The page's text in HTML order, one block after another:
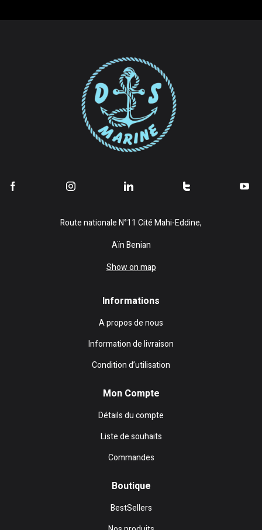
Route nationale N°11 Cité Mahi-Eddine,
Aïn Benian
Show on map
Informations
A propos de nous
Information de livraison
Condition d’utilisation
Mon Compte
Détails du compte
Liste de souhaits
Commandes
Boutique
BestSellers